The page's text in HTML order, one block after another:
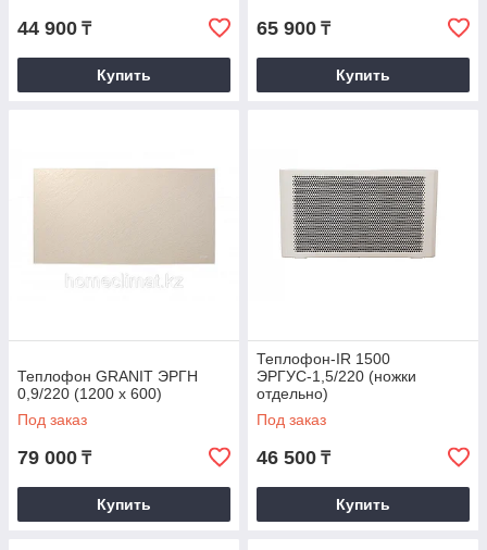
44 900 ₸
Купить
65 900 ₸
Купить
Теплофон GRANIT ЭРГН
0,9/220 (1200 х 600)
Под заказ
79 000 ₸
Купить
Теплофон-IR 1500
ЭРГУС-1,5/220 (ножки
отдельно)
Под заказ
46 500 ₸
Купить